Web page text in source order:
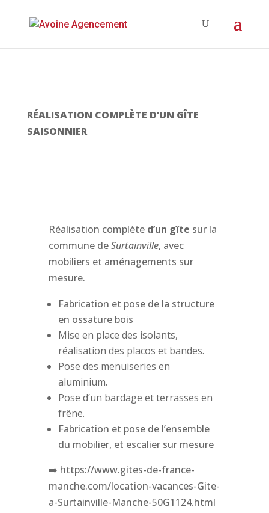
RÉALISATION COMPLÈTE D’UN GÎTE
SAISONNIER
Réalisation complète d’un gîte sur la
commune deSurtainville, avec
mobiliers et aménagements sur
mesure.
Fabrication et pose de la structure
en ossature bois
Mise en place des isolants,
réalisation des placos et bandes.
Pose des menuiseries en
aluminium.
Pose d’un bardage et terrasses en
frêne.
Fabrication et pose de l’ensemble
du mobilier, et escalier sur mesure
➡️ https://www.gites-de-france-
manche.com/location-vacances-Gite-
a-Surtainville-Manche-50G1124.html